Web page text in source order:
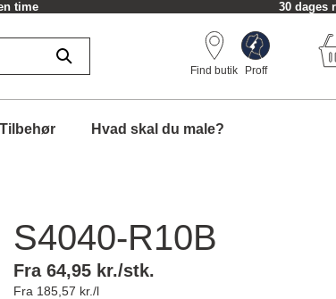
time 30 dages
Find butik Proff
Tilbehør Hvad skal du male?
S4040-R10B
Fra 64,95 kr./stk.
Fra 185,57 kr./l